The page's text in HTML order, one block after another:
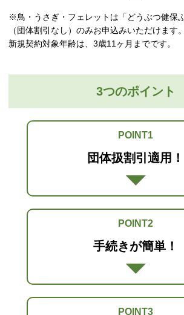
※鳥・うさぎ・フェレットは「どうぶつ健保
（団体割引なし）のみお申込みいただけます。
新規契約対象年齢は、3歳11ヶ月までです。
3つのポイント
POINT1
団体扱割引適用！
POINT2
手続きが簡単！
POINT3